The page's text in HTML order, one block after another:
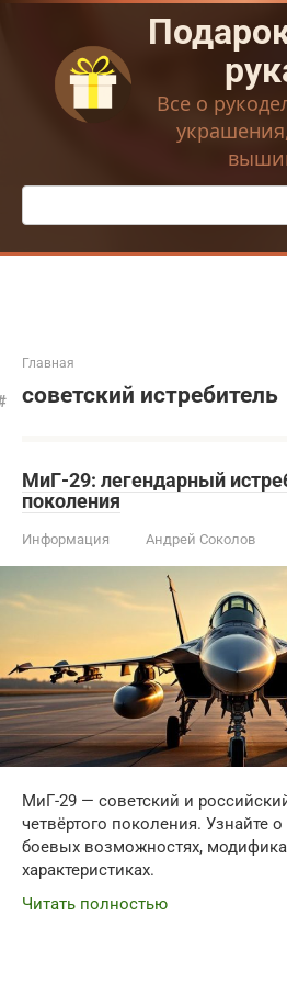
Перейти
контенту
Все о
Поиск:
Главная
советский истребитель
МиГ-29: легендарный
поколения
Информация Андрей Соколов
МиГ-29 — советский и
четвёртого поколения. Узнайте
боевых возможностях,
характеристиках.
Читать полностью